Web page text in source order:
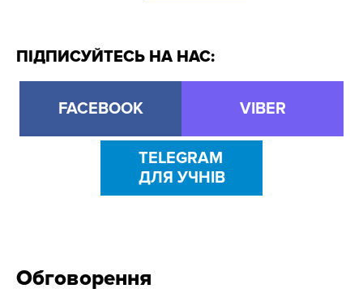
ПІДПИСУЙТЕСЬ НА НАС:
FACEBOOK VIBER
TELEGRAM
ДЛЯ УЧНІВ
Обговорення